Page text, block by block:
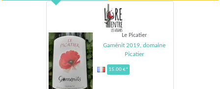
Le Picatier
Gaménit 2019, domaine
Picatier
15.00 €*